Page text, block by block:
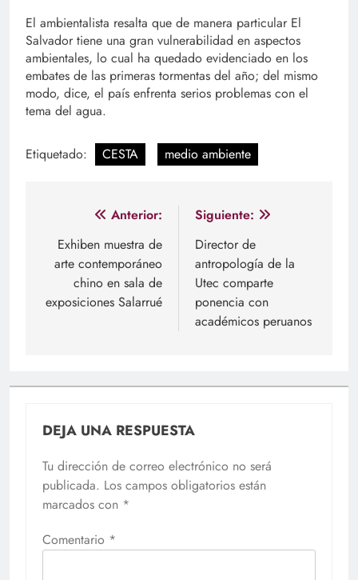
El ambientalista resalta que de manera particular El
Salvador tiene una gran vulnerabilidad en aspectos
ambientales, lo cual ha quedado evidenciado en los
embates de las primeras tormentas del año; del mismo
modo, dice, el país enfrenta serios problemas con el
tema del agua.
Etiquetado: CESTA medio ambiente
Navegación
de
entradas
Anterior:
Exhiben muestra de
arte contemporáneo
chino en sala de
exposiciones Salarrué
Siguiente:
Director de
antropología de la
Utec comparte
ponencia con
académicos peruanos
DEJA UNA RESPUESTA
Tu dirección de correo electrónico no será
publicada. Los campos obligatorios están
marcados con *
Comentario *